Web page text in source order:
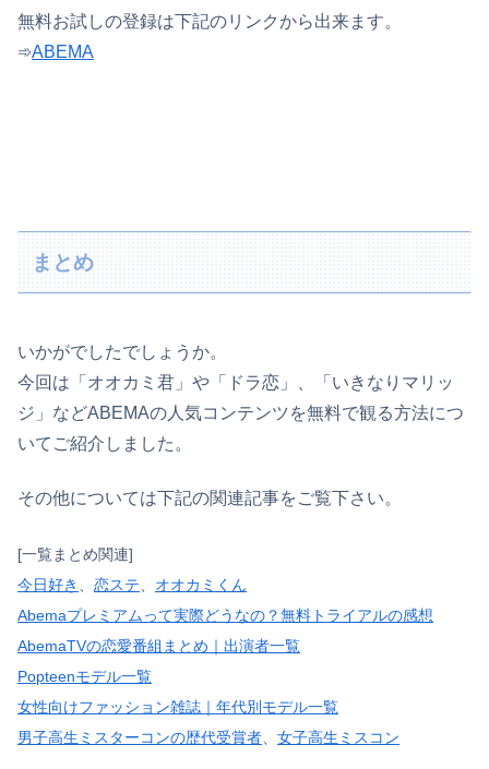
無料お試しの登録は下記のリンクから出来ます。
➾ABEMA
まとめ
いかがでしたでしょうか。
今回は「オオカミ君」や「ドラ恋」、「いきなりマリッ
ジ」などABEMAの人気コンテンツを無料で観る方法につ
いてご紹介しました。
その他については下記の関連記事をご覧下さい。
[一覧まとめ関連]
今日好き
恋ステ
オオカミくん
Abemaプレミアムって実際どうなの？無料トライアルの感想
AbemaTVの恋愛番組まとめ｜出演者一覧
Popteenモデル一覧
女性向けファッション雑誌｜年代別モデル一覧
男子高生ミスターコンの歴代受賞者
女子高生ミスコン